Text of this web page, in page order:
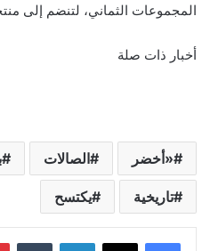
المجموعات الثماني، لتنضم إلى
أخبار ذات صلة
«أخضر الصالات
تاريخية يكتسح
لينكدإن